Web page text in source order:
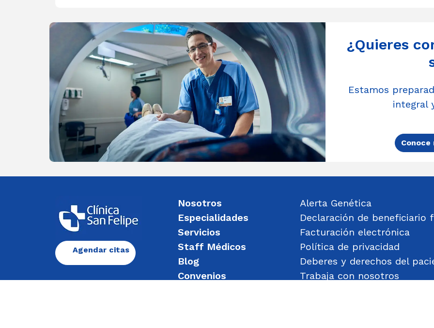
¿Quieres
Estamos
integral
Agendar citas
Nosotros
Especialidades
Servicios
Staff Médicos
Blog
Convenios
Alerta Genética
Declaración de beneficiario
Facturación electrónica
Política de privacidad
Deberes y derechos del
Trabaja con nosotros